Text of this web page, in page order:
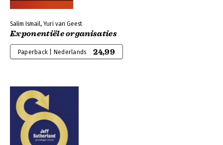
Salim Ismail, Yuri van Geest
Exponentiële organisaties
Paperback | Nederlands 24,99